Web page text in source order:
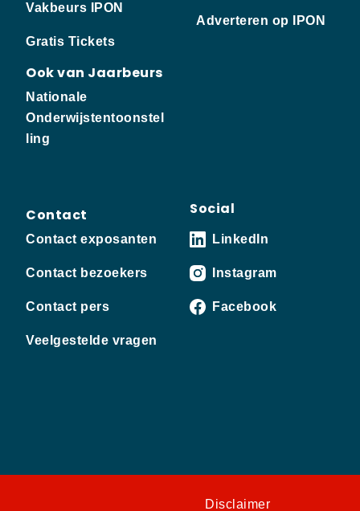
Vakbeurs IPON
Gratis Tickets
Ook van Jaarbeurs
Nationale
Onderwijstentoonstel
ling
Adverteren op IPON
Contact
Contact exposanten
Contact bezoekers
Contact pers
Veelgestelde vragen
Social
LinkedIn
Instagram
Facebook
Disclaimer